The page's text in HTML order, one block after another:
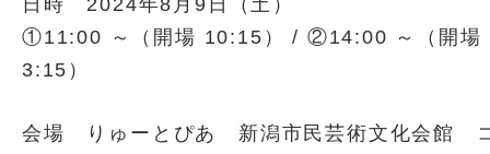
日時 2024年8月9日（土）
①11:00 ～（開場 10:15） / ②14:00 ～（開場
3:15）
会場 りゅーとぴあ 新潟市民芸術文化会館